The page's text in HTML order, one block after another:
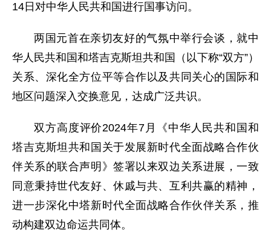
14日对中华人民共和国进行国事访问。
两国元首在亲切友好的气氛中举行会谈，就中
华人民共和国和塔吉克斯坦共和国（以下称“双方”）
关系、深化全方位平等合作以及共同关心的国际和
地区问题深入交换意见，达成广泛共识。
双方高度评价2024年7月《中华人民共和国和
塔吉克斯坦共和国关于发展新时代全面战略合作伙
伴关系的联合声明》签署以来双边关系进展，一致
同意秉持世代友好、休戚与共、互利共赢的精神，
进一步深化中塔新时代全面战略合作伙伴关系，推
动构建双边命运共同体。